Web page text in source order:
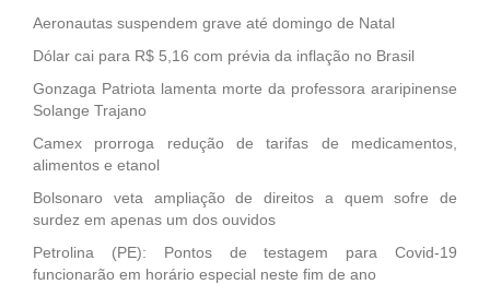
Aeronautas suspendem grave até domingo de Natal
Dólar cai para R$ 5,16 com prévia da inflação no Brasil
Gonzaga Patriota lamenta morte da professora araripinense
Solange Trajano
Camex prorroga redução de tarifas de medicamentos,
alimentos e etanol
Bolsonaro veta ampliação de direitos a quem sofre de
surdez em apenas um dos ouvidos
Petrolina (PE): Pontos de testagem para Covid-19
funcionarão em horário especial neste fim de ano